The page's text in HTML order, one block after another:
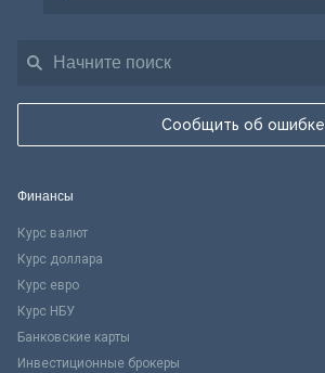
Сообщить об ошибке
Финансы
Курс валют
Курс доллара
Курс евро
Курс НБУ
Банковские карты
Инвестиционные брокеры